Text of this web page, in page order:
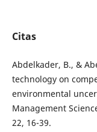
Citas
Abdelkader, B., &
technology on
environmental
Management
22, 16-39.